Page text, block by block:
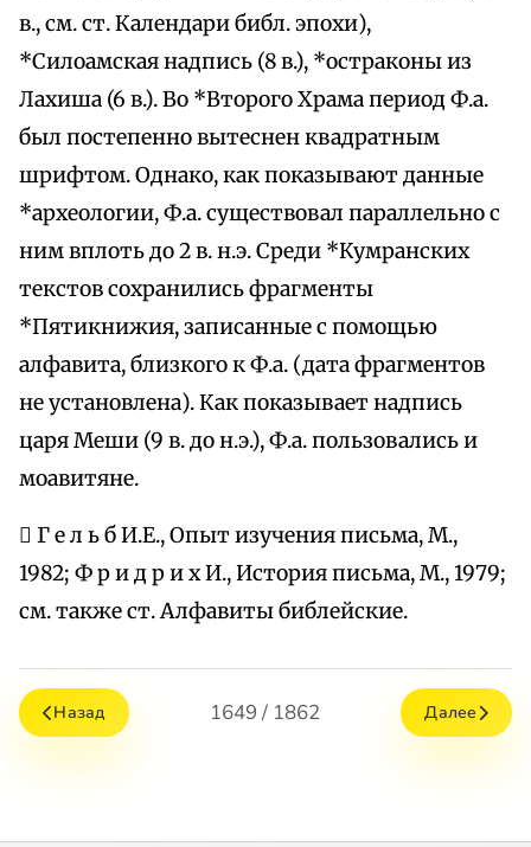
в., см. ст. Календари библ. эпохи),
*Силоамская надпись (8 в.), *остраконы из
Лахиша (6 в.). Во *Второго Храма период Ф.а.
был постепенно вытеснен квадратным
шрифтом. Однако, как показывают данные
*археологии, Ф.а. существовал параллельно с
ним вплоть до 2 в. н.э. Среди *Кумранских
текстов сохранились фрагменты
*Пятикнижия, записанные с помощью
алфавита, близкого к Ф.а. (дата фрагментов
не установлена). Как показывает надпись
царя Меши (9 в. до н.э.), Ф.а. пользовались и
моавитяне.
 Г е л ь б И.Е., Опыт изучения письма, М.,
1982; Ф р и д р и х И., История письма, М., 1979;
см. также ст. Алфавиты библейские.
Назад 1649 / 1862 Далее